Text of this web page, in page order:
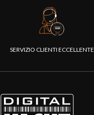
SERVIZIO CLIENTI ECCELLENTE